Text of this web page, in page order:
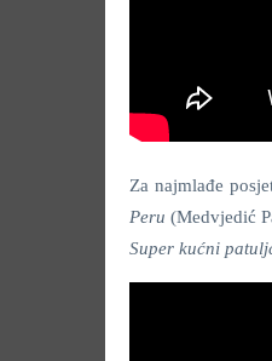
Za najmlađe
Peru (Medvjedić
Super kućni